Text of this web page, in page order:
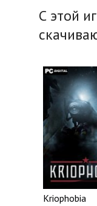
С этой
Kriophobia